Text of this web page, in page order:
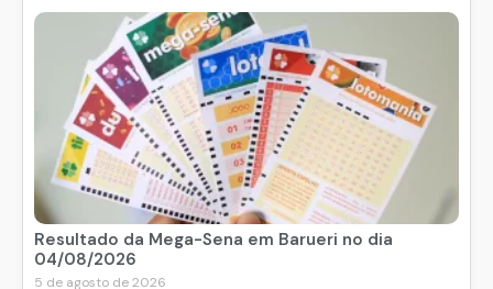
06/08/2026
6 de agosto de 2026
Ler noticia